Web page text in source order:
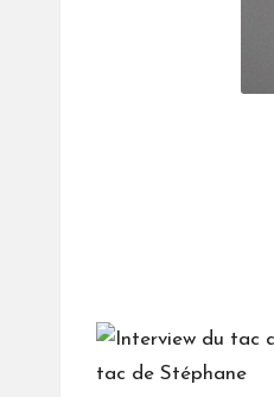
Interview